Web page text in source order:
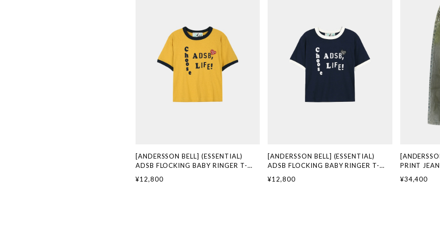
[ANDERSSON BELL] (ESSENTIAL)
ADSB FLOCKING BABY RINGER T-
SHIRT atb1513w(YELLOW) 正規品 韓
国ブランド 韓国通販 韓国代行 韓国ファ
¥12,800
[ANDERSSON BELL] (ESSENTIAL)
ADSB FLOCKING BABY RINGER T-
SHIRT atb1513w(NAVY) 正規品 韓国
ブランド 韓国通販 韓国代行 韓国ファッ
¥12,800
PRINT
正規品 韓国
韓国ファッ
¥34,400